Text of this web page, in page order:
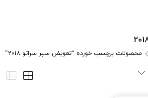
محصولات برچسب خورده “تعویض سپر سراتو 2018”